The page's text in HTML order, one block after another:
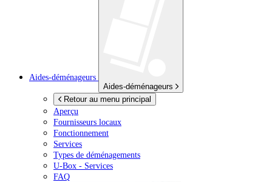
Aides-déménageurs
Aides-déménageurs
Retour au menu principal
Aperçu
Fournisseurs locaux
Fonctionnement
Services
Types de déménagements
U-Box - Services
FAQ